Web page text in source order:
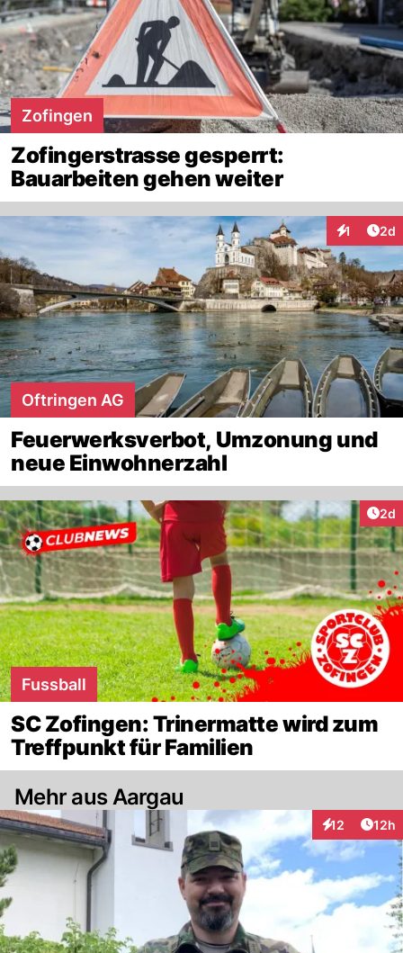
Zofingen
Zofingerstrasse gesperrt:
Bauarbeiten gehen weiter
1 2d
Oftringen AG
Feuerwerksverbot, Umzonung und
neue Einwohnerzahl
2d
Fussball
SC Zofingen: Trinermatte wird zum
Treffpunkt für Familien
Mehr aus Aargau
12
Interaktionen
12h